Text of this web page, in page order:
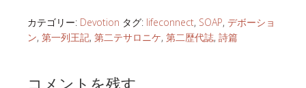
カテゴリー: Devotion タグ: lifeconnect, SOAP, デボーショ
ン, 第一列王記, 第二テサロニケ, 第二歴代誌, 詩篇
コメントを残す